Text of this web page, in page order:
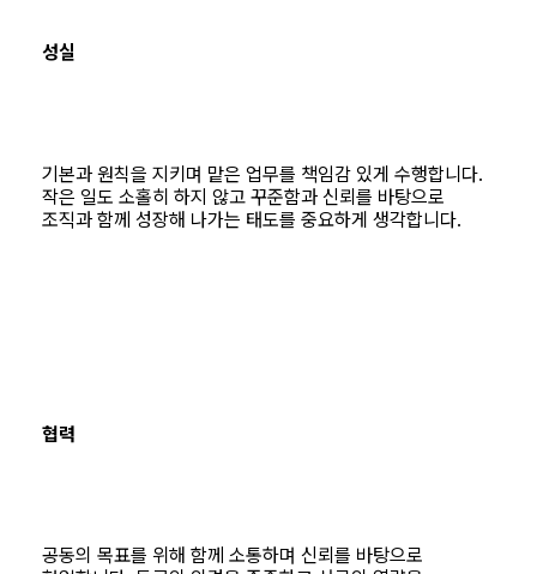
성실
기본과 원칙을 지키며 맡은 업무를 책임감 있게 수행합니다.
작은 일도 소홀히 하지 않고 꾸준함과 신뢰를 바탕으로
조직과 함께 성장해 나가는 태도를 중요하게 생각합니다.
협력
공동의 목표를 위해 함께 소통하며 신뢰를 바탕으로